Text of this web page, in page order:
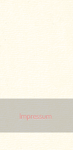
Impressum